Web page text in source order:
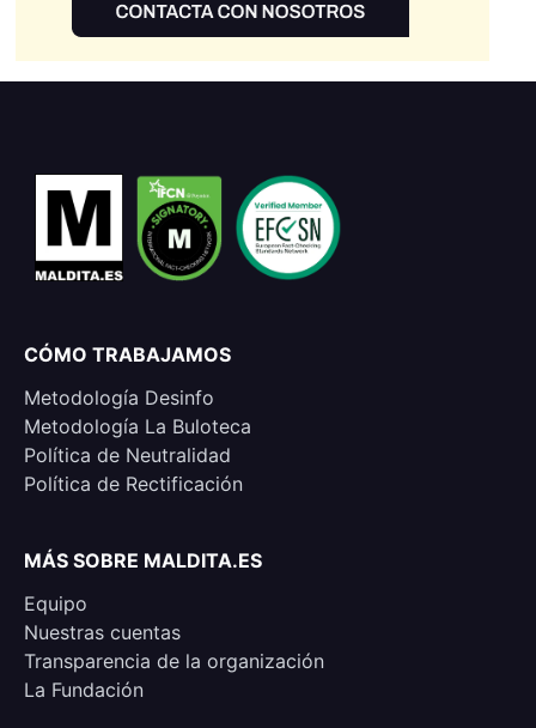
CÓMO TRABAJAMOS
Metodología Desinfo
Metodología La Buloteca
Política de Neutralidad
Política de Rectificación
MÁS SOBRE MALDITA.ES
Equipo
Nuestras cuentas
Transparencia de la organización
La Fundación